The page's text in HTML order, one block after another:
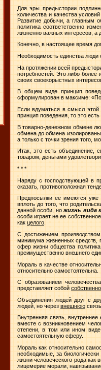
Для эры предыстории
количества и качества
Развитие добычи, а главным
политика соответственно
жизненно важных интересов, а
Конечно, в настоящее время
Необходимость единства люди
На протяжении всей
потребностей. Это либо более
своих своекорыстных
В общем виде принцип
сформулирован в максиме:
Если вдуматься в смысл этой
принцип поведения, то это
В товарно-денежном обмене
обмена до обмена изолированы
а только с точки зрения того,
Итак, это есть объединение,
товаром, деньгами
* * *
Наряду с господствующей в
сказать, противоположная
Предпосылки ее имеются
вплоть до того, что
данной особи, но жизнь вида
особи играет не ее
как целого
С достижением
минимума жизненных средств,
сфер жизни общества
преимущественно внешнего
Мораль в качестве
относительно самостоятельна.
С образованием
представляет собой
Объединения людей друг с
людей, но через внешнюю
Внутренняя связь,
вместе с возникновением
степени, в том или ином виде
самостоятельную сферу.
Мораль как относительно
необходимые, за
жизни человеческого рода как
лицемерие морали,